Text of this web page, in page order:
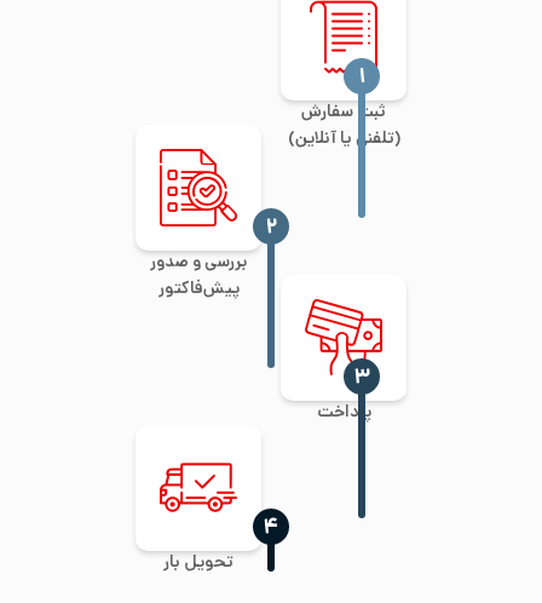
ثبت سفارش
(تلفنی یا آنلاین)
‍۱
بررسی و صدور
پیش‌فاکتور
‍۲
پرداخت
‍۳
تحویل بار
‍۴